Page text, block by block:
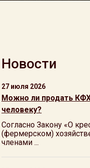
Новости
27 июля 2026
Можно ли продать
человеку?
Согласно Закону «О
(фермерском)
членами ...